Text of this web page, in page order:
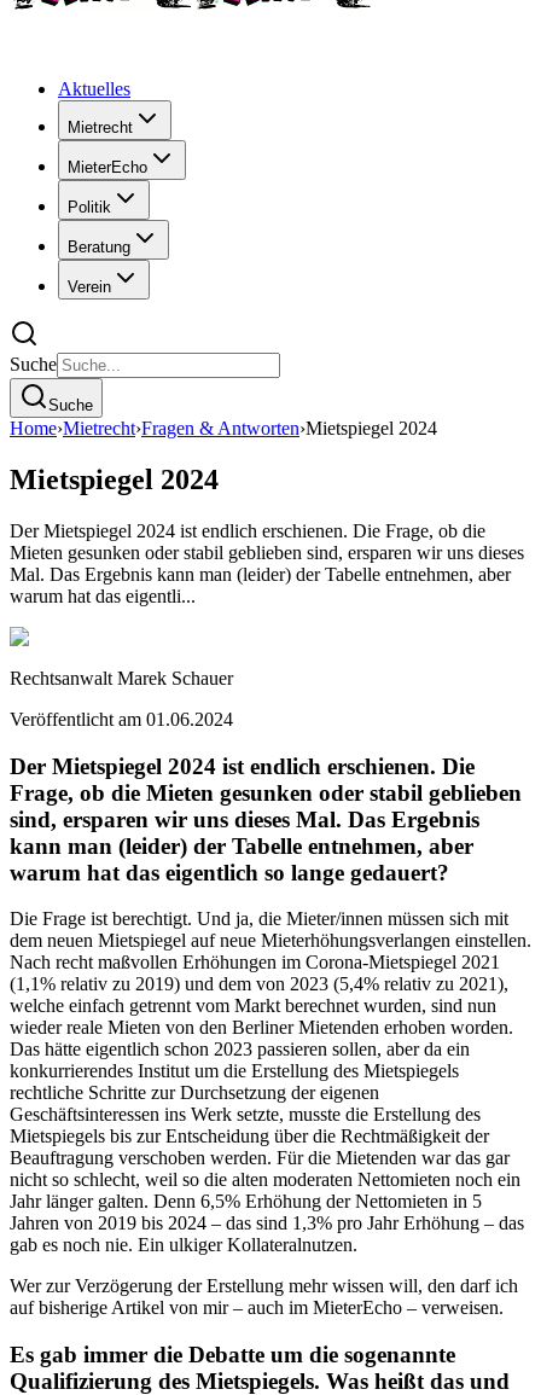
Aktuelles
Mietrecht
MieterEcho
Politik
Beratung
Verein
Suche
Suche
Home›Mietrecht›Fragen & Antworten›Mietspiegel 2024
Mietspiegel 2024
Der Mietspiegel 2024 ist endlich erschienen. Die Frage, ob die
Mieten gesunken oder stabil geblieben sind, ersparen wir uns dieses
Mal. Das Ergebnis kann man (leider) der Tabelle entnehmen, aber
warum hat das eigentli...
Rechtsanwalt Marek Schauer
Veröffentlicht am 01.06.2024
Der Mietspiegel 2024 ist endlich erschienen. Die
Frage, ob die Mieten gesunken oder stabil geblieben
sind, ersparen wir uns dieses Mal. Das Ergebnis
kann man (leider) der Tabelle entnehmen, aber
warum hat das eigentlich so lange gedauert?
Die Frage ist berechtigt. Und ja, die Mieter/innen müssen sich mit
dem neuen Mietspiegel auf neue Mieterhöhungsverlangen einstellen.
Nach recht maßvollen Erhöhungen im Corona-Mietspiegel 2021
(1,1% relativ zu 2019) und dem von 2023 (5,4% relativ zu 2021),
welche einfach getrennt vom Markt berechnet wurden, sind nun
wieder reale Mieten von den Berliner Mietenden erhoben worden.
Das hätte eigentlich schon 2023 passieren sollen, aber da ein
konkurrierendes Institut um die Erstellung des Mietspiegels
rechtliche Schritte zur Durchsetzung der eigenen
Geschäftsinteressen ins Werk setzte, musste die Erstellung des
Mietspiegels bis zur Entscheidung über die Rechtmäßigkeit der
Beauftragung verschoben werden. Für die Mietenden war das gar
nicht so schlecht, weil so die alten moderaten Nettomieten noch ein
Jahr länger galten. Denn 6,5% Erhöhung der Nettomieten in 5
Jahren von 2019 bis 2024 – das sind 1,3% pro Jahr Erhöhung – das
gab es noch nie. Ein ulkiger Kollateralnutzen.
Wer zur Verzögerung der Erstellung mehr wissen will, den darf ich
auf bisherige Artikel von mir – auch im MieterEcho – verweisen.
Es gab immer die Debatte um die sogenannte
Qualifizierung des Mietspiegels. Was heißt das und